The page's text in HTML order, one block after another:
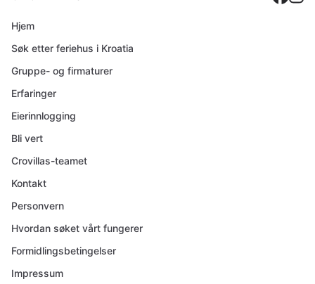
Hjem
Søk etter feriehus i Kroatia
Gruppe- og firmaturer
Erfaringer
Eierinnlogging
Bli vert
Crovillas-teamet
Kontakt
Personvern
Hvordan søket vårt fungerer
Formidlingsbetingelser
Impressum